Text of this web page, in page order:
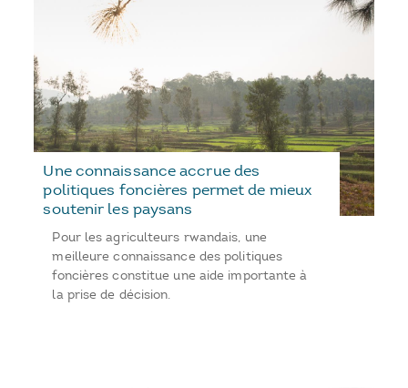
Une connaissance accrue des
politiques foncières permet de mieux
soutenir les paysans
Pour les agriculteurs rwandais, une
meilleure connaissance des politiques
foncières constitue une aide importante à
la prise de décision.